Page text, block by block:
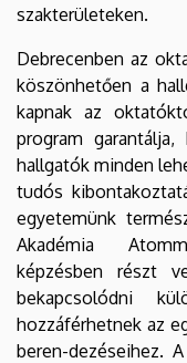
szakterületeken.
Debrecenben az
köszönhetően a
kapnak az
program
hallgatók minden
tudós
egyetemünk
Akadémia
képzésben részt
bekapcsolódni
hozzáférhetnek az
beren-dezéseihez.